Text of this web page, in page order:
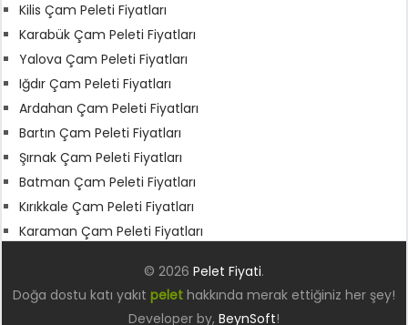
Kilis Çam Peleti Fiyatları
Karabük Çam Peleti Fiyatları
Yalova Çam Peleti Fiyatları
Iğdır Çam Peleti Fiyatları
Ardahan Çam Peleti Fiyatları
Bartın Çam Peleti Fiyatları
Şırnak Çam Peleti Fiyatları
Batman Çam Peleti Fiyatları
Kırıkkale Çam Peleti Fiyatları
Karaman Çam Peleti Fiyatları
© 2026 Pelet Fiyati.
Doğa dostu katı yakıt pelethakkında merak ettiğiniz her şey!
Developer by, BeynSoft!